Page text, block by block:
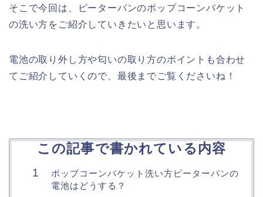
そこで今回は、ピーターパンのポップコーンバケット
の洗い方をご紹介していきたいと思います。
電池の取り外し方や匂いの取り方のポイントも合わせ
てご紹介していくので、最後までご覧くださいね！
この記事で書かれている内容
ポップコーンバケット洗い方ピーターパンの
電池はどうする？